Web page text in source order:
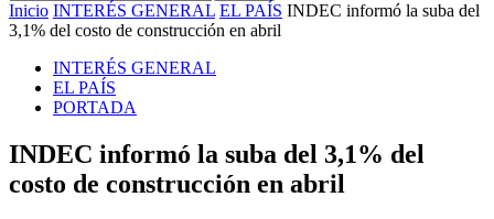
Inicio INTERÉS GENERAL EL PAÍS INDEC informó la suba del
3,1% del costo de construcción en abril
INTERÉS GENERAL
EL PAÍS
PORTADA
INDEC informó la suba del 3,1% del
costo de construcción en abril